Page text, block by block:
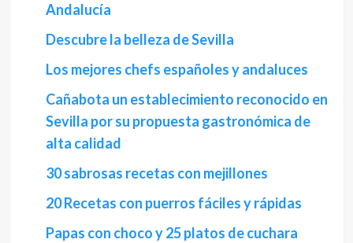
Andalucía
Descubre la belleza de Sevilla
Los mejores chefs españoles y andaluces
Cañabota un establecimiento reconocido en
Sevilla por su propuesta gastronómica de
alta calidad
30 sabrosas recetas con mejillones
20 Recetas con puerros fáciles y rápidas
Papas con choco y 25 platos de cuchara